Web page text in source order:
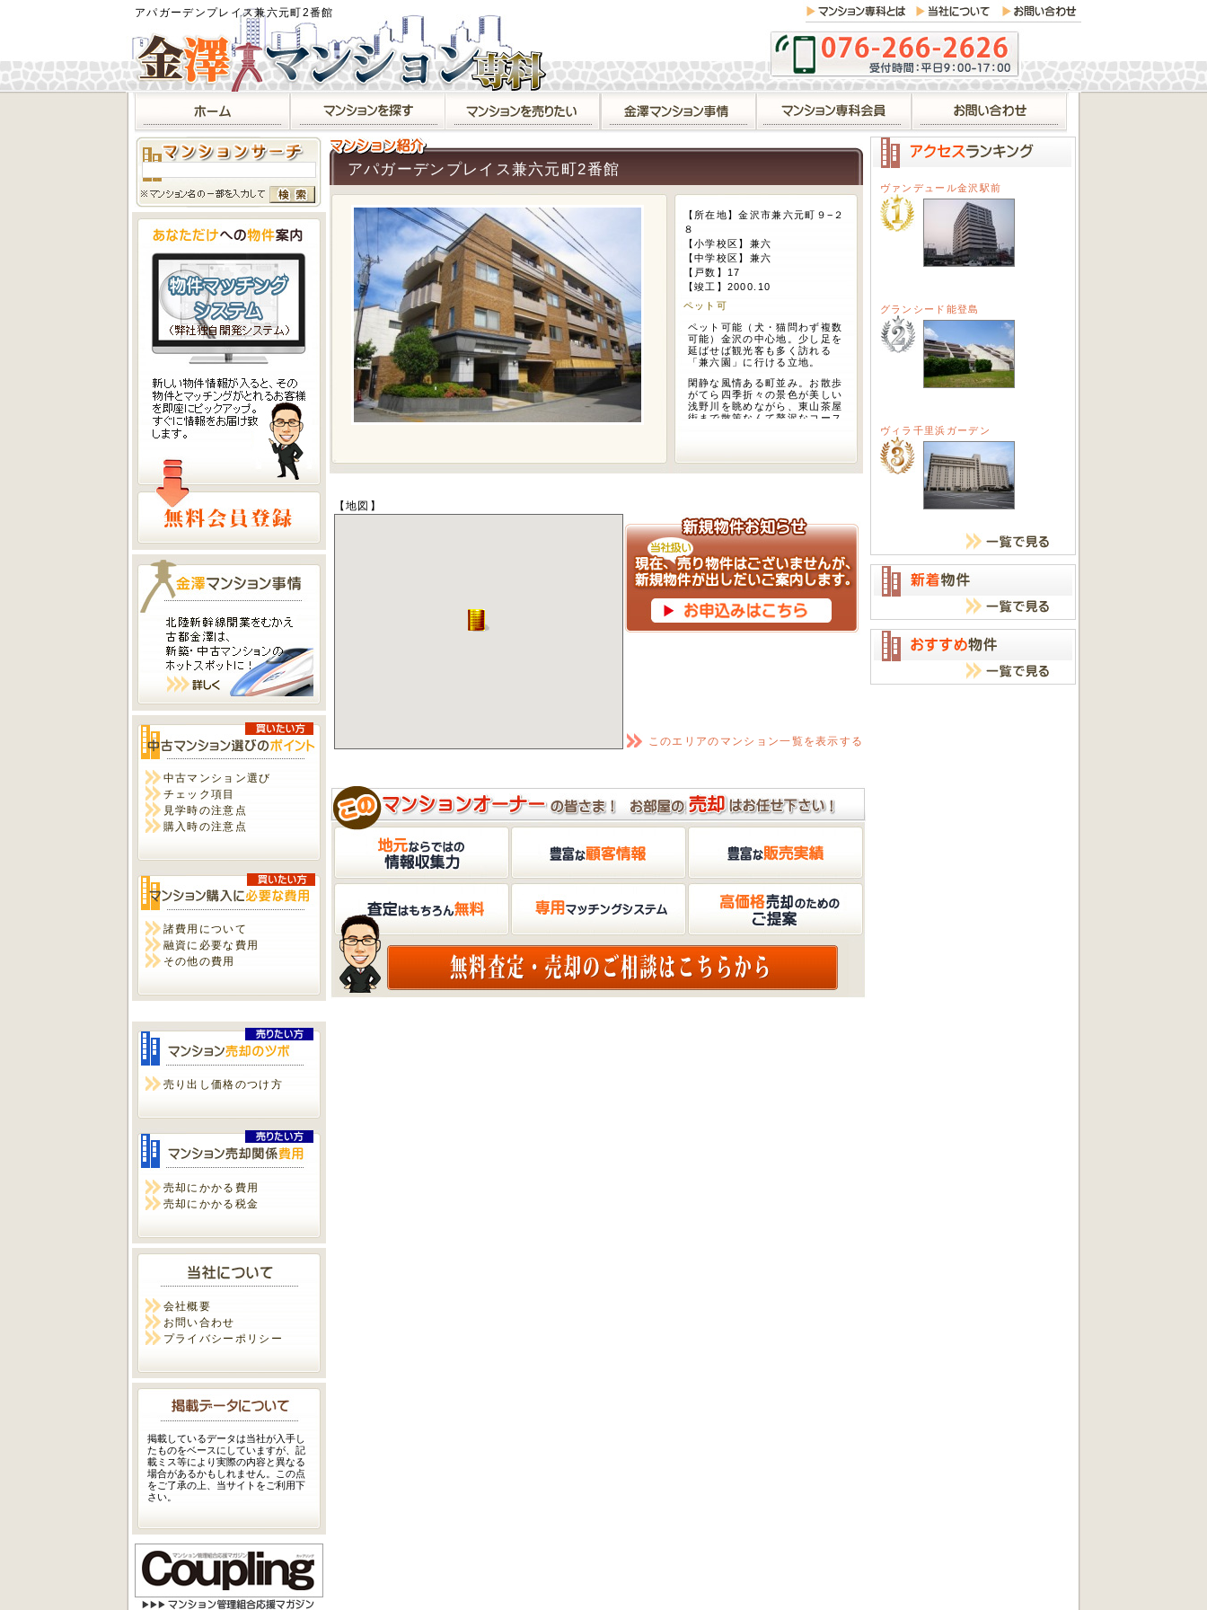
アパガーデンプレイス兼六元町2番館
中古マンション選び
チェック項目
見学時の注意点
購入時の注意点
諸費用について
融資に必要な費用
その他の費用
売り出し価格のつけ方
売却にかかる費用
売却にかかる税金
会社概要
お問い合わせ
プライバシーポリシー
掲載しているデータは当社が入手し
たものをベースにしていますが、記
載ミス等により実際の内容と異なる
場合があるかもしれません。この点
をご了承の上、当サイトをご利用下
さい。
アパガーデンプレイス兼六元町2番館
【所在地】金沢市兼六元町９−２
８
【小学校区】兼六
【中学校区】兼六
【戸数】17
【竣工】2000.10
ペット可
ペット可能（犬・猫問わず複数
可能）金沢の中心地。少し足を
延ばせば観光客も多く訪れる
「兼六園」に行ける立地。
閑静な風情ある町並み。お散歩
がてら四季折々の景色が美しい
浅野川を眺めながら、東山茶屋
街まで散策なんて贅沢なコース
ンションです。
【地図】
このエリアのマンション一覧を表示する
ヴァンデュール金沢駅前
グランシード能登島
ヴィラ千里浜ガーデン